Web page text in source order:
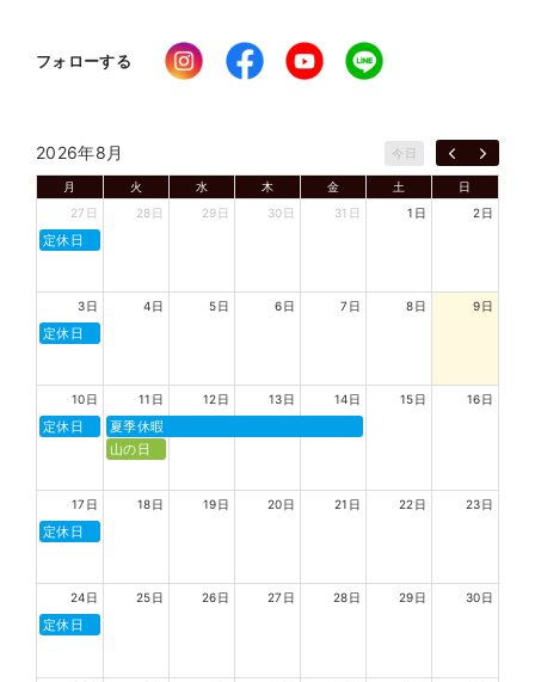
フォローする
2026年8月 今日
月 火 水 木 金 土
日
27日
定休日
28日 29日 30日 31日 1日 2日
3日
定休日
4日 5日 6日 7日 8日 9日
10日
定休日
11日
夏季休暇
山の日
12日 13日 14日 15日 16日
17日
定休日
18日 19日 20日 21日 22日 23日
24日
定休日
25日 26日 27日 28日 29日 30日